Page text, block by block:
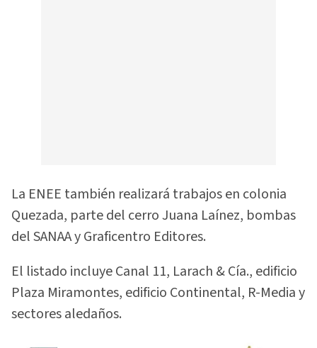
La ENEE también realizará trabajos en colonia
Quezada, parte del cerro Juana Laínez, bombas
del SANAA y Graficentro Editores.
El listado incluye Canal 11, Larach & Cía., edificio
Plaza Miramontes, edificio Continental, R-Media y
sectores aledaños.